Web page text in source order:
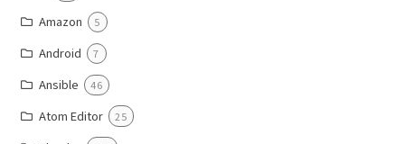
Amazon 5
Android 7
Ansible 46
Atom Editor 25